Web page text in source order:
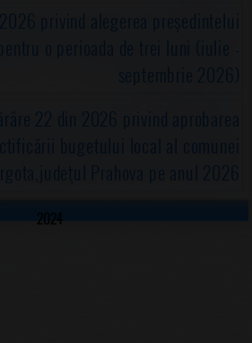
privind alegerea preşedintelui
o perioada de trei luni (iulie -
septembrie 2026)
22 din 2026 privind aprobarea
rectificării bugetului local al comunei
Prahova pe anul 2026
2024